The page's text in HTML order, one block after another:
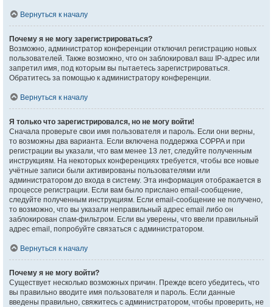
Вернуться к началу
Почему я не могу зарегистрироваться?
Возможно, администратор конференции отключил регистрацию новых
пользователей. Также возможно, что он заблокировал ваш IP-адрес или
запретил имя, под которым вы пытаетесь зарегистрироваться.
Обратитесь за помощью к администратору конференции.
Вернуться к началу
Я только что зарегистрировался, но не могу войти!
Сначала проверьте свои имя пользователя и пароль. Если они верны,
то возможны два варианта. Если включена поддержка COPPA и при
регистрации вы указали, что вам менее 13 лет, следуйте полученным
инструкциям. На некоторых конференциях требуется, чтобы все новые
учётные записи были активированы пользователями или
администратором до входа в систему. Эта информация отображается в
процессе регистрации. Если вам было прислано email-сообщение,
следуйте полученным инструкциям. Если email-сообщение не получено,
то возможно, что вы указали неправильный адрес email либо он
заблокирован спам-фильтром. Если вы уверены, что ввели правильный
адрес email, попробуйте связаться с администратором.
Вернуться к началу
Почему я не могу войти?
Существует несколько возможных причин. Прежде всего убедитесь, что
вы правильно вводите имя пользователя и пароль. Если данные
введены правильно, свяжитесь с администратором, чтобы проверить, не